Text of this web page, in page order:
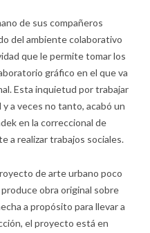
de sus compañeros
del ambiente colaborativo
que le permite tomar los
gráfico en el que va
Esta inquietud por trabajar
y a veces no tanto, acabó un
en la correccional de
a realizar trabajos sociales.
de arte urbano poco
obra original sobre
a propósito para llevar a
el proyecto está en